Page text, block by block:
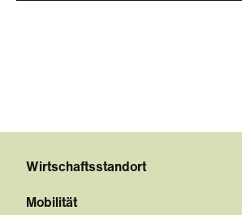
Wirtschaftsstandort
Mobilität